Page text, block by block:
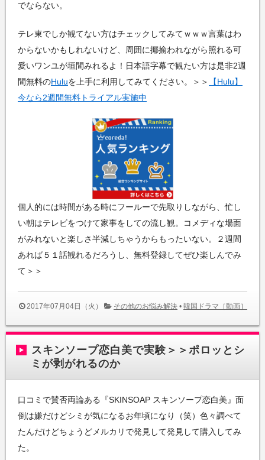
でならない。
テレ東でしか観てない方はチェックしてみてｗｗｗ言葉はわ
からないかもしれないけど、周囲に揶揄われながら照れる可
愛いワンユが垣間みれるよ！日本語字幕で観たい方は是非2週
間無料のHuluを上手に利用してみてください。＞＞
【Hulu】
今なら2週間無料トライアル実施中
個人的には時間がある時にフールーで先取りしながら、忙し
い朝はテレビをつけて家事をしての流し観。コメディな場面
がみれないと楽しさ半減しちゃうからもったいない。２週間
あれば５１話観れるだろうし、無料登録してぜひ楽しんでみ
て＞＞
2017年07月04日（火） その他のお悩み解決 • 韓国ドラマ［動画］
スキンソープ恋白美で実験＞＞ポロッとシ
ミが剥がれるのか
口コミで賛否両論ある『SKINSOAP スキンソープ恋白美』面
倒は嫌だけどシミが気になるお年頃になり（笑）色々調べて
たんだけどちょうどメルカリで発見して発見して購入してみ
た。